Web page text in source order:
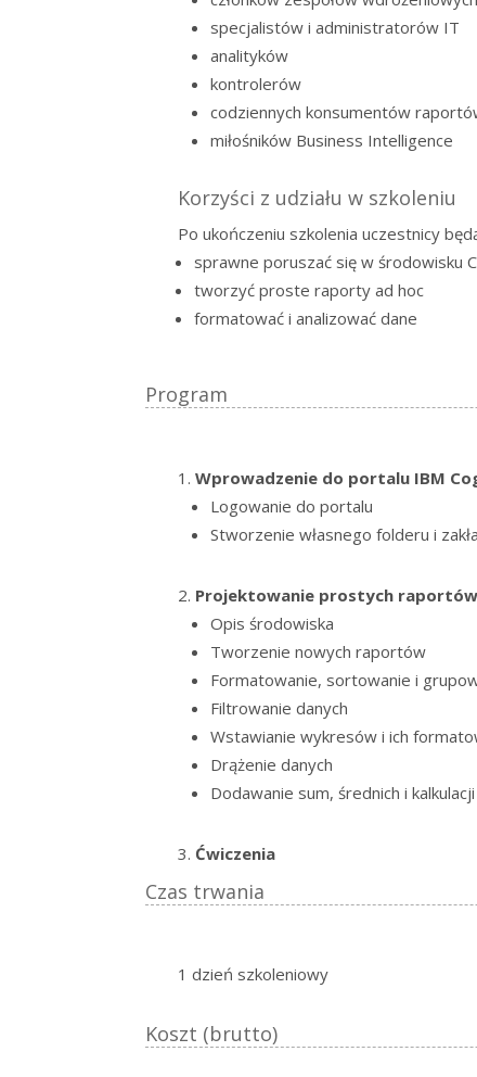
specjalistów i administratorów IT
analityków
kontrolerów
codziennych konsumentów
miłośników Business Intelligence
Korzyści z udziału w szkoleniu
Po ukończeniu szkolenia uczestnicy
sprawne poruszać się w środowisku
tworzyć proste raporty ad hoc
formatować i analizować dane
Program
Wprowadzenie do portalu IBM
Logowanie do portalu
Stworzenie własnego folderu i
Projektowanie prostych
Opis środowiska
Tworzenie nowych raportów
Formatowanie, sortowanie i
Filtrowanie danych
Wstawianie wykresów i ich
Drążenie danych
Dodawanie sum, średnich i kalkulacji
Ćwiczenia
Czas trwania
1 dzień szkoleniowy
Koszt (brutto)